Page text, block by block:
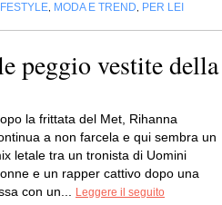
MODA E TREND PER LEI
peggio vestite della
la frittata del Met, Rihanna
a non farcela e qui sembra un
letale tra un tronista di Uomini
e un rapper cattivo dopo una
con un...
Leggere il seguito